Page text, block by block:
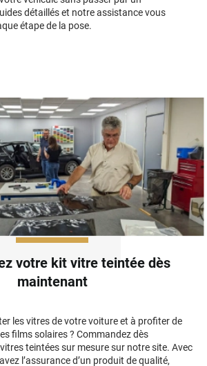
détaillés et notre assistance vous
étape de la pose.
votre kit vitre teintée dès
maintenant
les vitres de votre voiture et à profiter de
films solaires ? Commandez dès
teintées sur mesure sur notre site. Avec
l’assurance d’un produit de qualité,